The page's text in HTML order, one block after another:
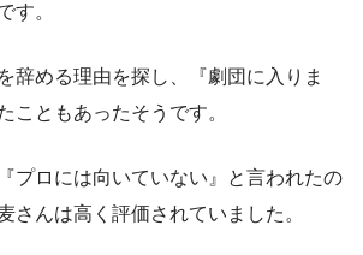
す。
辞める理由を探し、『劇団に入りま
こともあったそうです。
プロには向いていない』と言われたの
さんは高く評価されていました。